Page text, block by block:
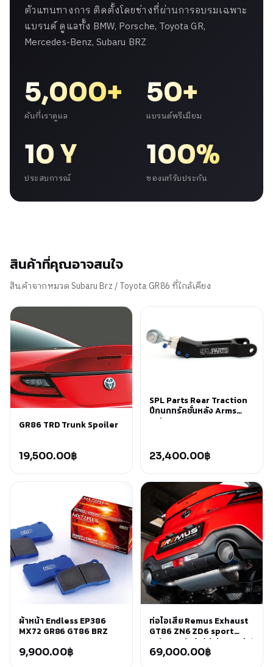
ตัวแทนทางการ ติดตั้งโดยช่างที่ผ่านการอบรมเฉพาะ
แบรนด์ ดูแลทั้ง BMW, Porsche, Toyota GR,
Mercedes-Benz, Subaru BRZ
5,000+
คันที่เราดูแล
50+
แบรนด์พรีเมียม
10 Y
ประสบการณ์
100%
ของแท้รับประกัน
สินค้าที่คุณอาจสนใจ
สินค้าจากหมวด Subaru Brz / Toyota GR86 ที่ใกล้เคียง
GR86 TRD Trunk Spoiler
19,500.00฿
SPL Parts Rear Traction
ปีกนกทรัคชั่นหลัง Arms
Subaru BRZ และ Toyota
23,400.00฿
ผ้าหน้า Endless EP386
MX72 GR86 GT86 BRZ
9,900.00฿
ท่อไอเสีย Remus Exhaust
GT86 ZN6 ZD6 sport
exhaust left/right each 1
tail pipe Ø 127 mm
69,000.00฿